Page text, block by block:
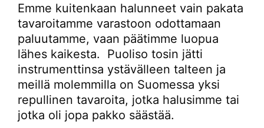
Emme kuitenkaan halunneet vain pakata
tavaroitamme varastoon odottamaan
paluutamme, vaan päätimme luopua
lähes kaikesta. Puoliso tosin jätti
instrumenttinsa ystävälleen talteen ja
meillä molemmilla on Suomessa yksi
repullinen tavaroita, jotka halusimme tai
jotka oli jopa pakko säästää.